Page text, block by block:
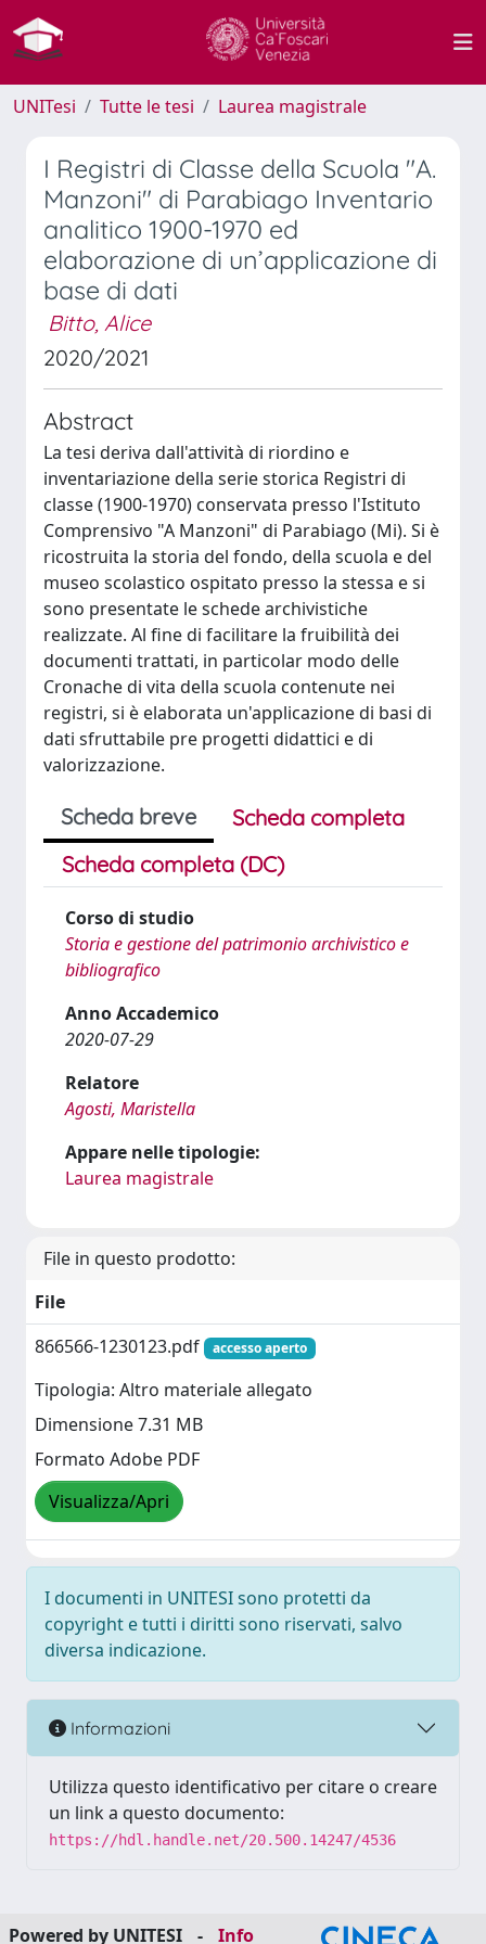
UNITesi Tutte le tesi Laurea magistrale
I Registri di Classe della Scuola "A.
Manzoni" di Parabiago Inventario
analitico 1900-1970 ed
elaborazione di un’applicazione di
base di dati
Bitto, Alice
2020/2021
Abstract
La tesi deriva dall'attività di riordino e
inventariazione della serie storica Registri di
classe (1900-1970) conservata presso l'Istituto
Comprensivo "A Manzoni" di Parabiago (Mi). Si è
ricostruita la storia del fondo, della scuola e del
museo scolastico ospitato presso la stessa e si
sono presentate le schede archivistiche
realizzate. Al fine di facilitare la fruibilità dei
documenti trattati, in particolar modo delle
Cronache di vita della scuola contenute nei
registri, si è elaborata un'applicazione di basi di
dati sfruttabile pre progetti didattici e di
valorizzazione.
Scheda breve
Scheda completa
Scheda completa (DC)
Corso di studio
Storia e gestione del patrimonio archivistico e
bibliografico
Anno Accademico
2020-07-29
Relatore
Agosti, Maristella
Appare nelle tipologie:
Laurea magistrale
File in questo prodotto:
File
866566-1230123.pdf
accesso aperto
Tipologia: Altro materiale allegato
Dimensione 7.31 MB
Formato Adobe PDF
Visualizza/Apri
I documenti in UNITESI sono protetti da
copyright e tutti i diritti sono riservati, salvo
diversa indicazione.
Informazioni
Utilizza questo identificativo per citare o creare
un link a questo documento:
https://hdl.handle.net/20.500.14247/4536
Powered by UNITESI - Info